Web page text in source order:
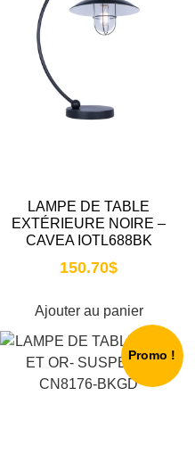
LAMPE DE TABLE
EXTÉRIEURE NOIRE –
CAVEA IOTL688BK
150.70$
Ajouter au panier
Promo !